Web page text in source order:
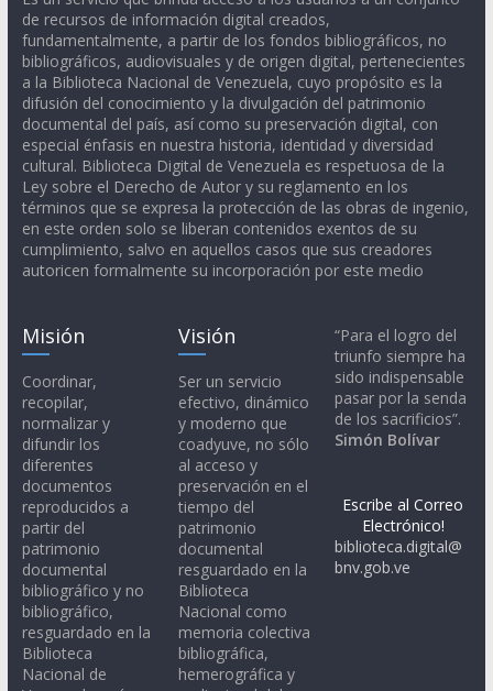
especial énfasis en nuestra historia, identidad y diversidad
cultural. Biblioteca Digital de Venezuela es respetuosa de la
Ley sobre el Derecho de Autor y su reglamento en los
términos que se expresa la protección de las obras de ingenio,
en este orden solo se liberan contenidos exentos de su
cumplimiento, salvo en aquellos casos que sus creadores
autoricen formalmente su incorporación por este medio
Misión
Coordinar,
recopilar,
diferentes
documentos
reproducidos a
partir del
patrimonio
documental
bibliográfico y no
bibliográfico,
resguardado en la
Biblioteca
Nacional de
Venezuela, así
como los objetos
y recursos nacidos
digitales, y sin
derechos
reservados.
Visión
Ser un servicio
efectivo, dinámico
y moderno que
al acceso y
preservación en el
patrimonio
documental
resguardado en la
Biblioteca
Nacional como
memoria colectiva
bibliográfica,
hemerográfica y
audiovisual del
país.
“Para el logro del
triunfo siempre ha
sido indispensable
pasar por la senda
de los sacrificios”.
Escribe al Correo
Electrónico!
biblioteca.digital@
bnv.gob.ve